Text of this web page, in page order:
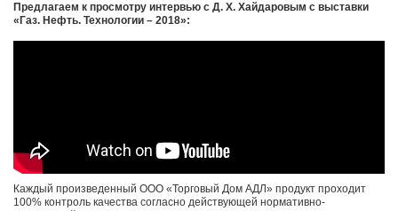
Предлагаем к просмотру интервью с Д. Х. Хайдаровым с выставки
«Газ. Нефть. Технологии – 2018»:
Каждый произведенный ООО «Торговый Дом АДЛ» продукт проходит
100% контроль качества согласно действующей нормативно-